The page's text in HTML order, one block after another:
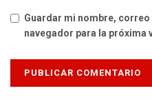
Guardar mi nombre,
navegador para la próxima